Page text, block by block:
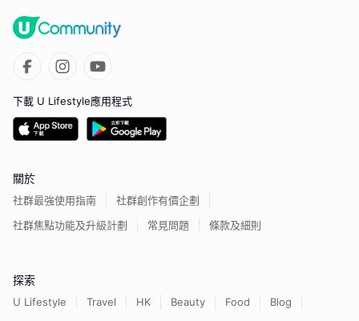
下載 U Lifestyle應用程式
關於
社群最強使用指南
社群創作有價企劃
社群焦點功能及升級計劃
常見問題 條款及細則
探索
U Lifestyle Travel HK Beauty Food
Blog